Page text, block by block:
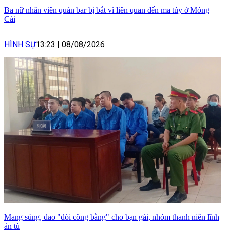
Ba nữ nhân viên quán bar bị bắt vì liên quan đến ma túy ở Móng
Cái
HÌNH SỰ13:23 | 08/08/2026
Mang súng, dao "đòi công bằng" cho bạn gái, nhóm thanh niên lĩnh
án tù